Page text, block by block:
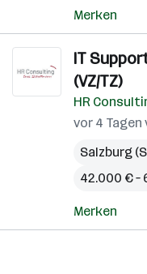
Merken
IT
(VZ/TZ)
HR
vor 4
Salzburg
42.000 € –
Merken